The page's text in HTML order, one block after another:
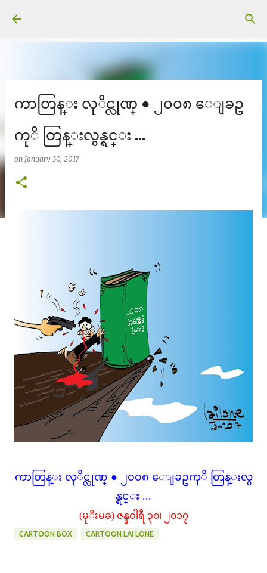
ကာတြန္း လုိင္လုဏ္ ● ၂၀၀၈ ေျခဥ
ကုိ တြန္းလွန္ရင္း ...
on January 30, 2017
ကာတြန္း လုိင္လုဏ္ ● ၂၀၀၈ ေျခဥကုိ တြန္းလွ
န္ရင္း ...
(မုိးမခ) ဇန္နဝါရီ ၃၀၊ ၂၀၁၇
CARTOON BOX CARTOON LAI LONE